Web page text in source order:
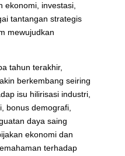
ekonomi, investasi,
tantangan strategis
mewujudkan
tahun terakhir,
berkembang seiring
isu hilirisasi industri,
bonus demografi,
daya saing
ekonomi dan
terhadap